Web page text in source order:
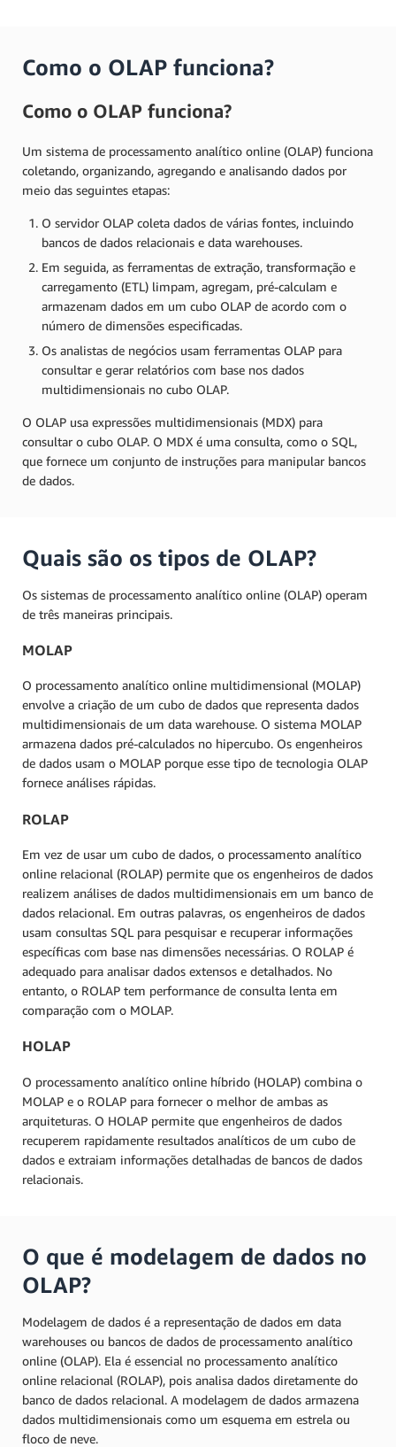
Como o OLAP funciona?
Como o OLAP funciona?
Um sistema de processamento analítico online (OLAP) funciona
coletando, organizando, agregando e analisando dados por
meio das seguintes etapas:
O servidor OLAP coleta dados de várias fontes, incluindo
bancos de dados relacionais e data warehouses.
Em seguida, as ferramentas de extração, transformação e
carregamento (ETL) limpam, agregam, pré-calculam e
armazenam dados em um cubo OLAP de acordo com o
número de dimensões especificadas.
Os analistas de negócios usam ferramentas OLAP para
consultar e gerar relatórios com base nos dados
multidimensionais no cubo OLAP.
O OLAP usa expressões multidimensionais (MDX) para
consultar o cubo OLAP. O MDX é uma consulta, como o SQL,
que fornece um conjunto de instruções para manipular bancos
de dados.
Quais são os tipos de OLAP?
Os sistemas de processamento analítico online (OLAP) operam
de três maneiras principais.
MOLAP
O processamento analítico online multidimensional (MOLAP)
envolve a criação de um cubo de dados que representa dados
multidimensionais de um data warehouse. O sistema MOLAP
armazena dados pré-calculados no hipercubo. Os engenheiros
de dados usam o MOLAP porque esse tipo de tecnologia OLAP
fornece análises rápidas.
ROLAP
Em vez de usar um cubo de dados, o processamento analítico
online relacional (ROLAP) permite que os engenheiros de dados
realizem análises de dados multidimensionais em um banco de
dados relacional. Em outras palavras, os engenheiros de dados
usam consultas SQL para pesquisar e recuperar informações
específicas com base nas dimensões necessárias. O ROLAP é
adequado para analisar dados extensos e detalhados. No
entanto, o ROLAP tem performance de consulta lenta em
comparação com o MOLAP.
HOLAP
O processamento analítico online híbrido (HOLAP) combina o
MOLAP e o ROLAP para fornecer o melhor de ambas as
arquiteturas. O HOLAP permite que engenheiros de dados
recuperem rapidamente resultados analíticos de um cubo de
dados e extraiam informações detalhadas de bancos de dados
relacionais.
O que é modelagem de dados no
OLAP?
Modelagem de dados é a representação de dados em data
warehouses ou bancos de dados de processamento analítico
online (OLAP). Ela é essencial no processamento analítico
online relacional (ROLAP), pois analisa dados diretamente do
banco de dados relacional. A modelagem de dados armazena
dados multidimensionais como um esquema em estrela ou
floco de neve.